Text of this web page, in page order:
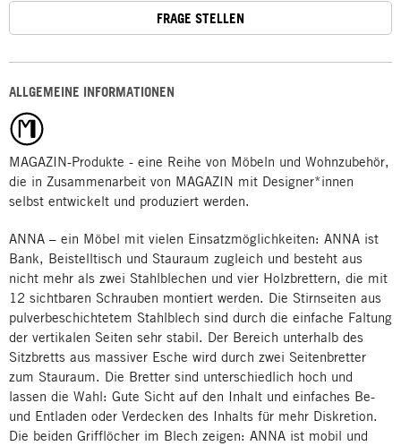
ALLGEMEINE INFORMATIONEN
MAGAZIN-Produkte - eine Reihe von Möbeln und Wohnzubehör,
die in Zusammenarbeit von MAGAZIN mit Designer*innen
selbst entwickelt und produziert werden.
ANNA – ein Möbel mit vielen Einsatzmöglichkeiten: ANNA ist
Bank, Beistelltisch und Stauraum zugleich und besteht aus
nicht mehr als zwei Stahlblechen und vier Holzbrettern, die mit
12 sichtbaren Schrauben montiert werden. Die Stirnseiten aus
pulverbeschichtetem Stahlblech sind durch die einfache Faltung
der vertikalen Seiten sehr stabil. Der Bereich unterhalb des
Sitzbretts aus massiver Esche wird durch zwei Seitenbretter
zum Stauraum. Die Bretter sind unterschiedlich hoch und
lassen die Wahl: Gute Sicht auf den Inhalt und einfaches Be-
und Entladen oder Verdecken des Inhalts für mehr Diskretion.
Die beiden Grifflöcher im Blech zeigen: ANNA ist mobil und
FRAGE STELLEN